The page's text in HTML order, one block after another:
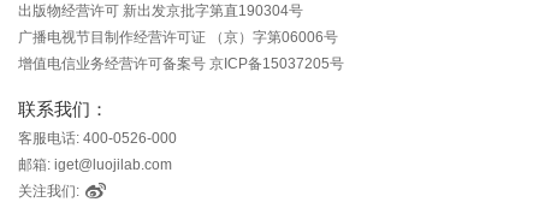
出版物经营许可 新出发京批字第直190304号
广播电视节目制作经营许可证 （京）字第06006号
增值电信业务经营许可备案号 京ICP备15037205号
联系我们：
客服电话: 400-0526-000
邮箱: iget@luojilab.com
关注我们: